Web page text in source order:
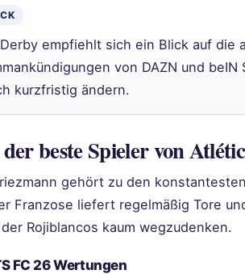
empfiehlt sich ein Blick auf die
von DAZN und
kurzfristig ändern.
beste Spieler von
gehört zu den
Franzose liefert regelmäßig Tore
Rojiblancos kaum wegzudenken.
FC 26 Wertungen